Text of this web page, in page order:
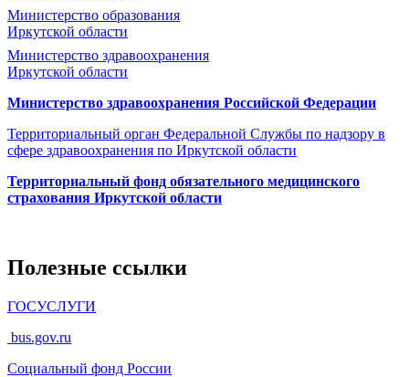
Министерство образования
Иркутской области
Министерство здравоохранения
Иркутской области
Министерство здравоохранения Росcийской Федерации
Территориальный орган Федеральной Службы по надзору в
сфере здравоохранения по Иркутской области
Территориальный фонд обязательного медицинского
страхования Иркутской области
Полезные ссылки
ГОСУСЛУГИ
bus.gov.ru
Социальный фонд России